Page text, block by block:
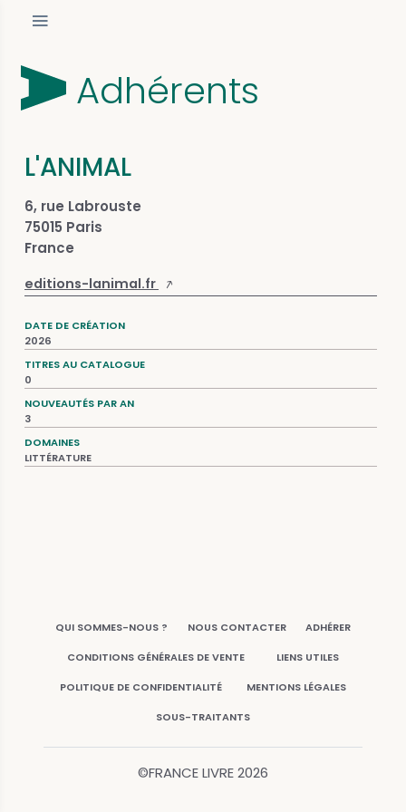
Adhérents
L'ANIMAL
6, rue Labrouste
75015 Paris
France
editions-lanimal.fr
DATE DE CRÉATION
2026
TITRES AU CATALOGUE
0
NOUVEAUTÉS PAR AN
3
DOMAINES
LITTÉRATURE
QUI SOMMES-NOUS ? NOUS CONTACTER ADHÉRER
CONDITIONS GÉNÉRALES DE VENTE LIENS UTILES
POLITIQUE DE CONFIDENTIALITÉ MENTIONS LÉGALES
SOUS-TRAITANTS
©FRANCE LIVRE2026